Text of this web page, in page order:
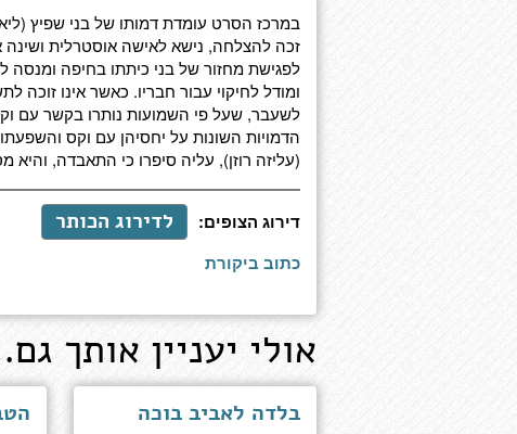
במרכז הסרט עומדת דמותו של בני שפיץ
זכה להצלחה, נישא לאישה אוסטרלית ושינה
לפגישת מחזור של בני כיתתו בחיפה ומנסה
ומודל לחיקוי עבור חבריו. כאשר אינו
לשעבר, שעל פי השמועות נותרו בקשר עם
הדמויות השונות על יחסיהן עם וקס
(עליזה רוזן), עליה סיפרו כי התאבדה,
דירוג הצופים: לדירוג הכותר
כתוב ביקורת
אולי יעניין אותך
בלדה לאביב בוכה